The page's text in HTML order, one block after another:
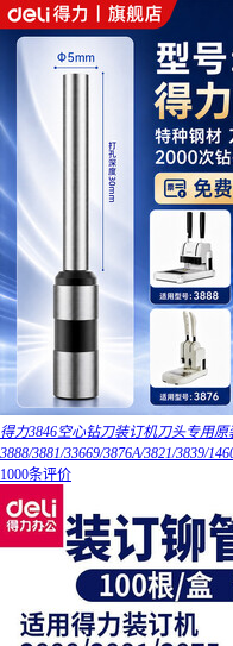
得力3846空心钻刀装订机刀头专用
3888/3881/33669/3876A/3821/3839/
1000条评价